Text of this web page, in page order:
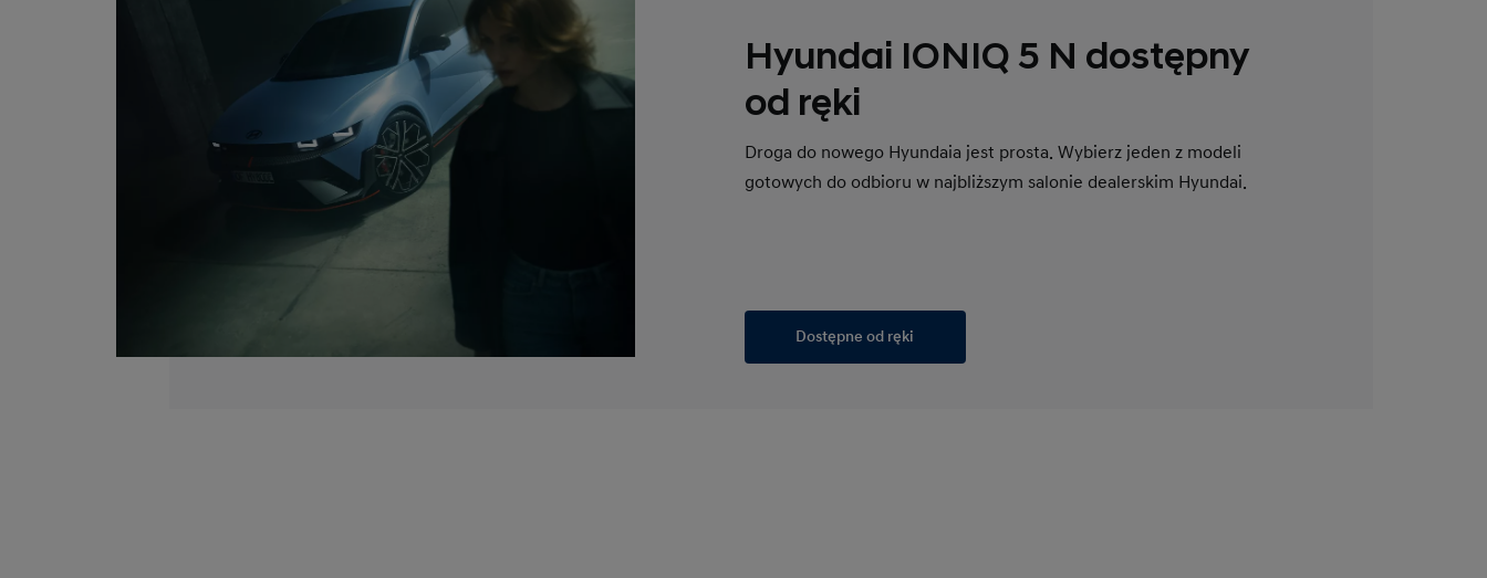
Hyundai IONIQ 5 N dostępny
od ręki
Droga do nowego Hyundaia jest prosta. Wybierz jeden z modeli
gotowych do odbioru w najbliższym salonie dealerskim Hyundai.
Dostępne od ręki